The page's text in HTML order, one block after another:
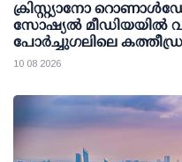
ക്രിസ്റ്റ്യാനോ
സോഷ്യല്‍ മീഡിയയില്‍
പോര്‍ച്ചുഗലിലെ കത്തീഡ്രലിന്
ജനക്കൂട്ടം
10 08 2026